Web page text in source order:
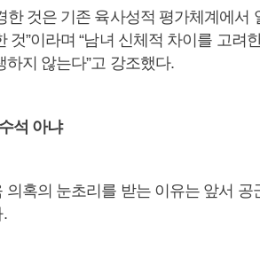
한 것은 기존 육사성적 평가체계에서
것”이라며 “남녀 신체적 차이를 고려
지 않는다”고 강조했다.
석 아냐
혹의 눈초리를 받는 이유는 앞서 공